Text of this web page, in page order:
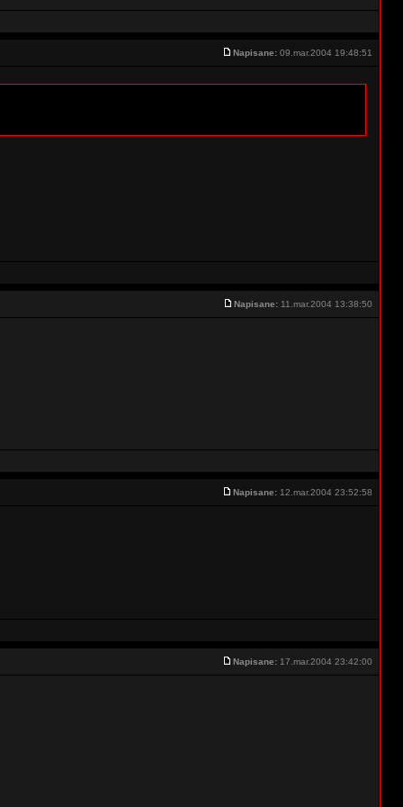
Napisane: 09.mar.2004 19:48:51
Napisane: 11.mar.2004 13:38:50
Napisane: 12.mar.2004 23:52:58
Napisane: 17.mar.2004 23:42:00